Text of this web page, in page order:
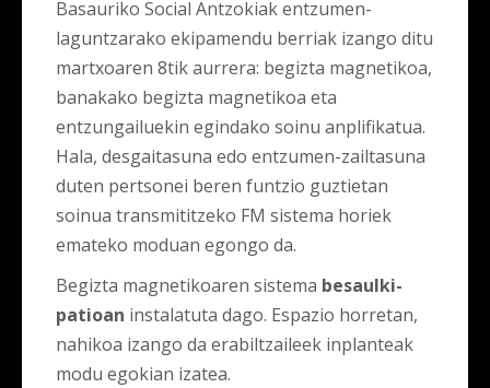
Basauriko Social Antzokiak entzumen-
laguntzarako ekipamendu berriak izango ditu
martxoaren 8tik aurrera: begizta magnetikoa,
banakako begizta magnetikoa eta
entzungailuekin egindako soinu anplifikatua.
Hala, desgaitasuna edo entzumen-zailtasuna
duten pertsonei beren funtzio guztietan
soinua transmititzeko FM sistema horiek
emateko moduan egongo da.
Begizta magnetikoaren sistema besaulki-
patioan instalatuta dago. Espazio horretan,
nahikoa izango da erabiltzaileek inplanteak
modu egokian izatea.